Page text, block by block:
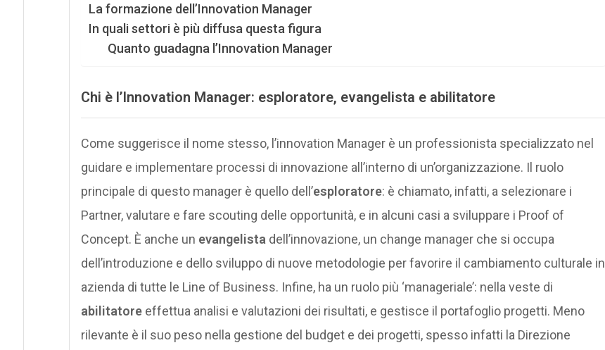
La formazione dell’Innovation Manager
In quali settori è più diffusa questa figura
Quanto guadagna l’Innovation Manager
Chi è l’Innovation Manager: esploratore, evangelista e abilitatore
Come suggerisce il nome stesso, l’innovation Manager è un professionista specializzato nel
guidare e implementare processi di innovazione all’interno di un’organizzazione. Il ruolo
principale di questo manager è quello dell’esploratore: è chiamato, infatti, a selezionare i
Partner, valutare e fare scouting delle opportunità, e in alcuni casi a sviluppare i Proof of
Concept. È anche un evangelista dell’innovazione, un change manager che si occupa
dell’introduzione e dello sviluppo di nuove metodologie per favorire il cambiamento culturale in
azienda di tutte le Line of Business. Infine, ha un ruolo più ‘manageriale’: nella veste di
abilitatore effettua analisi e valutazioni dei risultati, e gestisce il portafoglio progetti. Meno
rilevante è il suo peso nella gestione del budget e dei progetti, spesso infatti la Direzione